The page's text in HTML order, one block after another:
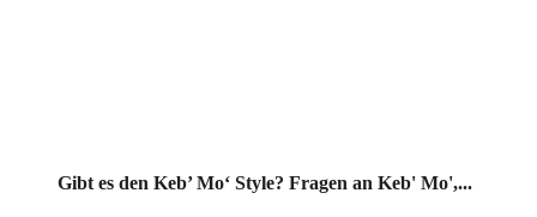
Gibt es den Keb’ Mo‘ Style? Fragen an Keb' Mo',...